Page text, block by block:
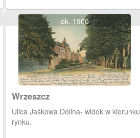
ok. 1900
Wrzeszcz
Ulica Jaśkowa Dolina- widok w kierunku
rynku.